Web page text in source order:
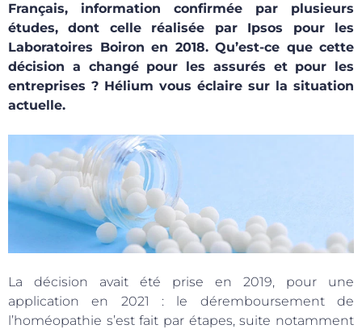
Français, information confirmée par plusieurs
études, dont celle réalisée par Ipsos pour les
Laboratoires Boiron en 2018. Qu’est-ce que cette
décision a changé pour les assurés et pour les
entreprises ? Hélium vous éclaire sur la situation
actuelle.
La décision avait été prise en 2019, pour une
application en 2021 : le déremboursement de
l’homéopathie s’est fait par étapes, suite notamment